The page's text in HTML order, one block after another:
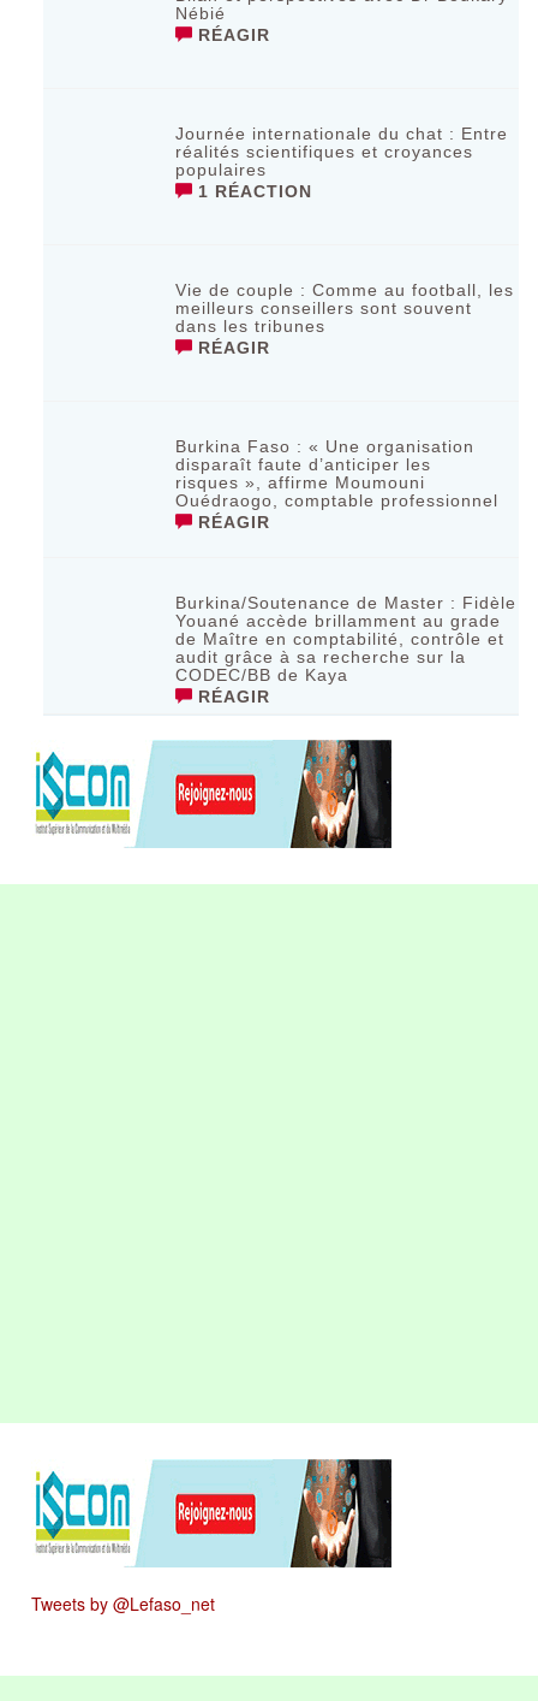
Nébié
RÉAGIR
Journée internationale du chat : Entre
réalités scientifiques et croyances
populaires
1 RÉACTION
Vie de couple : Comme au football, les
meilleurs conseillers sont souvent
dans les tribunes
RÉAGIR
Burkina Faso : « Une organisation
disparaît faute d’anticiper les
risques », affirme Moumouni
Ouédraogo, comptable professionnel
RÉAGIR
Burkina/Soutenance de Master : Fidèle
Youané accède brillamment au grade
de Maître en comptabilité, contrôle et
audit grâce à sa recherche sur la
CODEC/BB de Kaya
RÉAGIR
Tweets by @Lefaso_net